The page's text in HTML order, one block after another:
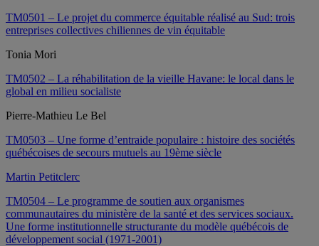
TM0501 – Le projet du commerce équitable réalisé au Sud: trois
entreprises collectives chiliennes de vin équitable
Tonia Mori
TM0502 – La réhabilitation de la vieille Havane: le local dans le
global en milieu socialiste
Pierre-Mathieu Le Bel
TM0503 – Une forme d’entraide populaire : histoire des sociétés
québécoises de secours mutuels au 19ème siècle
Martin Petitclerc
TM0504 – Le programme de soutien aux organismes
communautaires du ministère de la santé et des services sociaux.
Une forme institutionnelle structurante du modèle québécois de
développement social (1971-2001)